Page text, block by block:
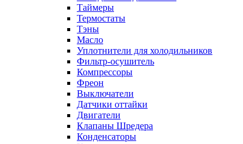
Таймеры
Термостаты
Тэны
Масло
Уплотнители для холодильников
Фильтр-осушитель
Компрессоры
Фреон
Выключатели
Датчики оттайки
Двигатели
Клапаны Шредера
Конденсаторы